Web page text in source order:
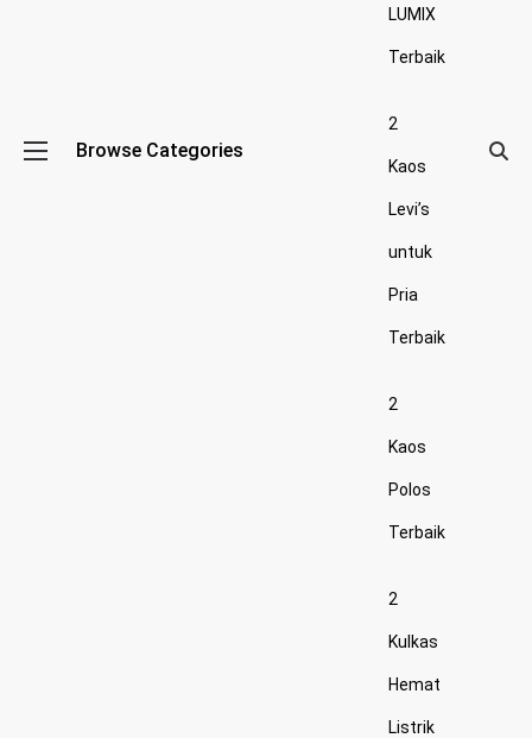
Browse Categories
LUMIX
Terbaik
2
Kaos
Levi’s
untuk
Pria
Terbaik
2
Kaos
Polos
Terbaik
2
Kulkas
Hemat
Listrik